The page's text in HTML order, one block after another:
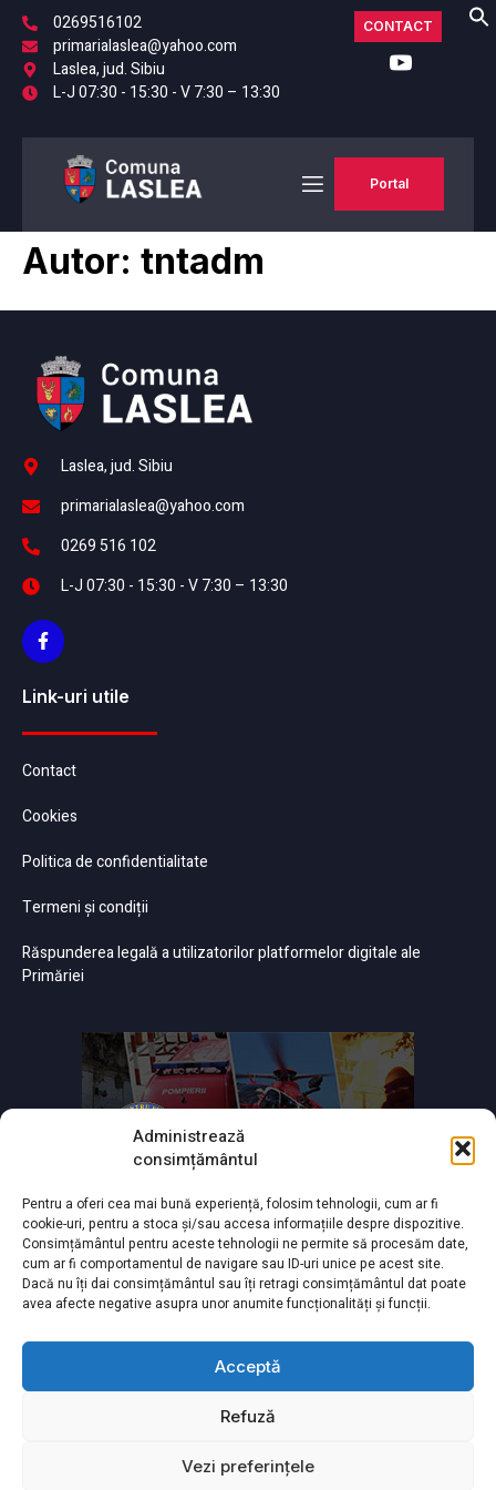
Administrează
consimțământul
Pentru a oferi cea mai bună experiență, folosim tehnologii, cum ar fi
cookie-uri, pentru a stoca și/sau accesa informațiile despre dispozitive.
Consimțământul pentru aceste tehnologii ne permite să procesăm date,
cum ar fi comportamentul de navigare sau ID-uri unice pe acest site.
Dacă nu îți dai consimțământul sau îți retragi consimțământul dat poate
avea afecte negative asupra unor anumite funcționalități și funcții.
Acceptă
Refuză
Vezi preferințele
0269516102
primarialaslea@yahoo.com
Laslea, jud. Sibiu
L-J 07:30 - 15:30 - V 7:30 – 13:30
CONTACT
Portal
Autor: tntadm
Laslea, jud. Sibiu
primarialaslea@yahoo.com
0269 516 102
L-J 07:30 - 15:30 - V 7:30 – 13:30
Link-uri utile
Contact
Cookies
Politica de confidentialitate
Termeni și condiții
Răspunderea legală a utilizatorilor platformelor digitale ale
Primăriei